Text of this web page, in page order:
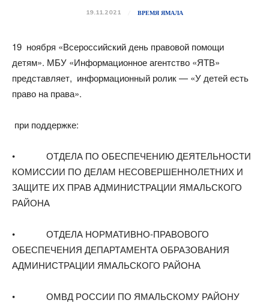
19.11.2021 ВРЕМЯ ЯМАЛА
19 ноября «Всероссийский день правовой помощи
детям». МБУ «Информационное агентство «ЯТВ»
представляет, информационный ролик — «У детей есть
право на права».
при поддержке:
• ОТДЕЛА ПО ОБЕСПЕЧЕНИЮ ДЕЯТЕЛЬНОСТИ
КОМИССИИ ПО ДЕЛАМ НЕСОВЕРШЕННОЛЕТНИХ И
ЗАЩИТЕ ИХ ПРАВ АДМИНИСТРАЦИИ ЯМАЛЬСКОГО
РАЙОНА
• ОТДЕЛА НОРМАТИВНО-ПРАВОВОГО
ОБЕСПЕЧЕНИЯ ДЕПАРТАМЕНТА ОБРАЗОВАНИЯ
АДМИНИСТРАЦИИ ЯМАЛЬСКОГО РАЙОНА
• ОМВД РОССИИ ПО ЯМАЛЬСКОМУ РАЙОНУ